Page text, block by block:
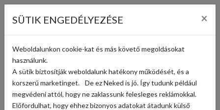
SÜTIK ENGEDÉLYEZÉSE ×
Weboldalunkon cookie-kat és más követő megoldásokat
használunk.
A sütik biztosítják weboldalunk hatékony működését, és a
korszerű marketinget. De ez Neked is jó. Így tudunk például
megvédeni attól, hogy ne zaklassunk felesleges reklámokkal.
Előfordulhat, hogy ehhez bizonyos adatokat átadunk külső
KOSÁR ( 0
CSÍRÁK, HAJTÁSOK
Rendezés